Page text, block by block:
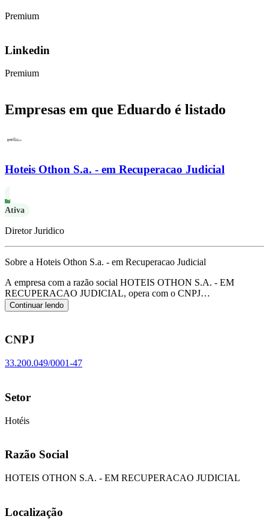
Premium
Linkedin
Premium
Empresas em que Eduardo é listado
Hoteis Othon S.a. - em Recuperacao Judicial
Ativa
Diretor Juridico
Sobre a Hoteis Othon S.a. - em Recuperacao Judicial
A empresa com a razão social HOTEIS OTHON S.A. - EM
RECUPERACAO JUDICIAL, opera com o CNPJ
33.200.049/0001-47 e tem sua sede localizada em Rio de
Janeiro/RJ.Seu foco principal de atuação é de hotéis, de acordo com
Continuar lendo
CNPJ
33.200.049/0001-47
Setor
Hotéis
Razão Social
HOTEIS OTHON S.A. - EM RECUPERACAO JUDICIAL
Localização